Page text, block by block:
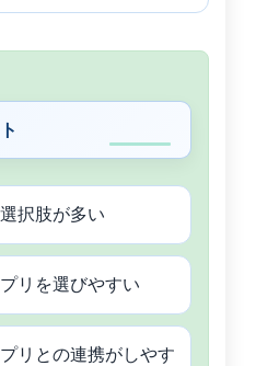
択肢が多い
リを選びやすい
リとの連携がしやす